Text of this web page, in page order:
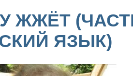
ЖЖЁТ
ЯЗЫК)